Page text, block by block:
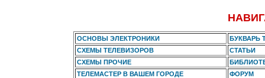
ОСНОВЫ ЭЛЕКТРОНИКИ
БУКВАРЬ
СХЕМЫ ТЕЛЕВИЗОРОВ
СТАТЬИ
СХЕМЫ ПРОЧИЕ
ТЕЛЕМАСТЕР В ВАШЕМ ГОРОДЕ
ФОРУМ